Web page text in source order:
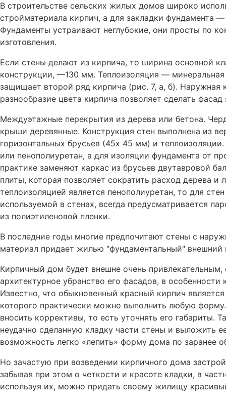
В строительстве сельских жилых домов широко
стройматериала кирпич, а для закладки фундамента
Фундаменты устраивают неглубокие, они просты по
изготовления.
Если стены делают из кирпича, то ширина основной
конструкции, —130 мм. Теплоизоляция —
защищает второй ряд кирпича (рис. 7, а, б). Наружная
разнообразие цвета кирпича позволяет сделать
Междуэтажные перекрытия из дерева или бетона.
крыши деревянные. Конструкция стен выполнена из
горизонтальных брусьев (45х 45 мм) и
или пенополиуретан, а для изоляции фундамента от
практике заменяют каркас из брусьев двутавровой
плиты, которая позволяет сократить расход дерева
теплоизоляцией является пенополиуретан, то для
используемой в стенах, всегда предусматривается
из полиэтиленовой пленки.
В последние годы многие предпочитают стены с
материал придает жилью "фундаментальный" внешний
Кирпичный дом будет внешне очень привлекательным,
архитектурное убранство его фасадов, в
Известно, что обыкновенный красный кирпич
которого практически можно выполнить любую
вносить коррективы, то есть уточнять его габариты.
неудачно сделанную кладку части стены и выложить
возможность легко «лепить» форму дома по заранее
Но зачастую при возведении кирпичного дома
забывая при этом о четкости и красоте кладки, в
используя их, можно придать своему жилищу